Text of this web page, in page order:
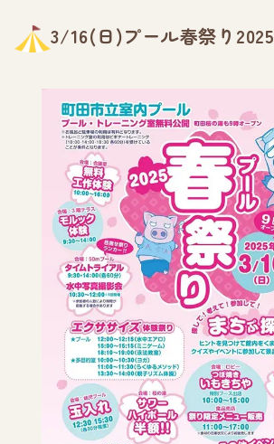
3/16(日)プール春祭り2025